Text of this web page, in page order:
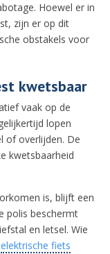
Hoewel er in
zijn er op dit
obstakels voor
kwetsbaar
vaak op de
lopen
of overlijden. De
kwetsbaarheid
is, blijft een
polis beschermt
en letsel. Wie
elektrische fiets